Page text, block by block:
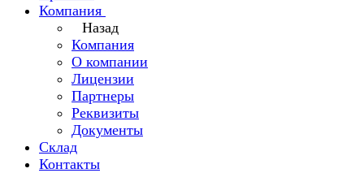
Компания
Назад
Компания
О компании
Лицензии
Партнеры
Реквизиты
Документы
Склад
Контакты